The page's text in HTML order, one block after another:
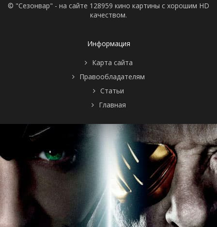
© "Сезонвар" - на сайте 128959 кино картины с хорошим HD
качеством.
Информация
Карта сайта
Правообладателям
Статьи
Главная